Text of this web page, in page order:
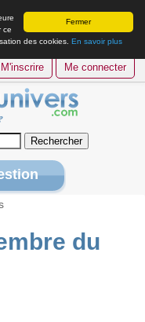
Fermer
ce
des cookies. En savoir plus
M'inscrire Me connecter
du